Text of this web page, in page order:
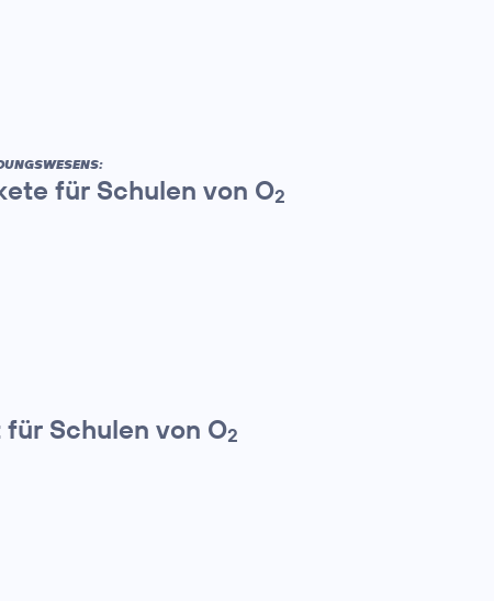
für Schulen von O2
Schulen von O2